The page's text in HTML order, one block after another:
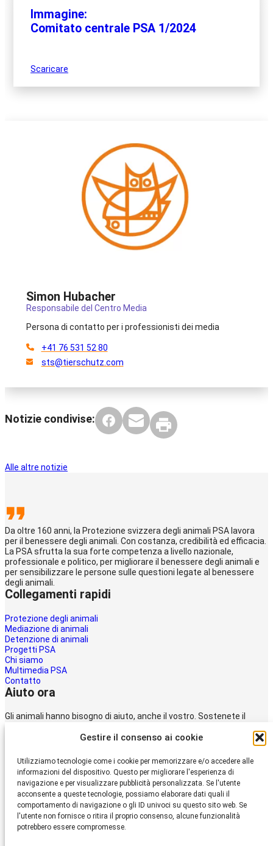
Gestire il consenso ai cookie
Utilizziamo tecnologie come i cookie per memorizzare e/o accedere alle
informazioni del dispositivo. Questo per migliorare l'esperienza di
navigazione e per visualizzare pubblicità personalizzata. Se l'utente
acconsente a queste tecnologie, possiamo elaborare dati quali il
comportamento di navigazione o gli ID univoci su questo sito web. Se
l'utente non fornisce o ritira il proprio consenso, alcune funzionalità
potrebbero essere compromesse.
Immagine:
Comitato centrale PSA 1/2024
Scaricare
Simon Hubacher
Responsabile del Centro Media
Persona di contatto per i professionisti dei media
+41 76 531 52 80
sts@tierschutz.com
Notizie condivise:
Alle altre notizie
Da oltre 160 anni, la Protezione svizzera degli animali PSA lavora
per il benessere degli animali. Con costanza, credibilità ed efficacia.
La PSA sfrutta la sua forte competenza a livello nazionale,
professionale e politico, per migliorare il benessere degli animali e
per sensibilizzare le persone sulle questioni legate al benessere
degli animali.
Collegamenti rapidi
Protezione degli animali
Mediazione di animali
Detenzione di animali
Progetti PSA
Chi siamo
Multimedia PSA
Contatto
Aiuto ora
Gli animali hanno bisogno di aiuto, anche il vostro. Sostenete il
Protezione svizzera degli animali PSA.
Donare
Protezione Svizzera
degli Animali PSA
Dornacherstrasse 101
CH-4053 Basilea
Telefono 058 510 64 00